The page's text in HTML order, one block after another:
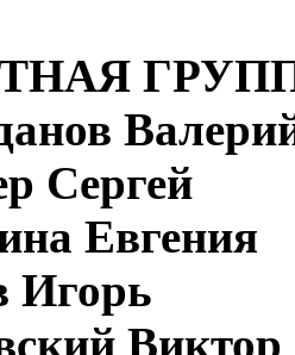
Сергей
Евгения
Игорь
Виктор